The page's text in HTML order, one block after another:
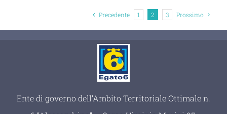
Precedente 1 2 3 Prossimo
Ente di governo dell’Ambito Territoriale Ottimale n.